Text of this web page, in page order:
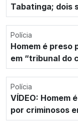
Tabatinga; dois
Polícia
Homem é
em “tribunal do
Polícia
VÍDEO: Homem
por criminosos